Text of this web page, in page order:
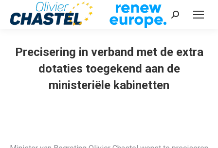
Recherche
Precisering in verband met de extra
dotaties toegekend aan de
ministeriële kabinetten